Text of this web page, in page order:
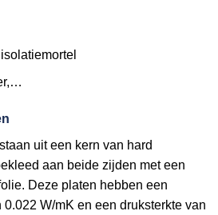
uit een kern van hard
aan beide zijden met een
Deze platen hebben een
W/mK en een druksterkte van